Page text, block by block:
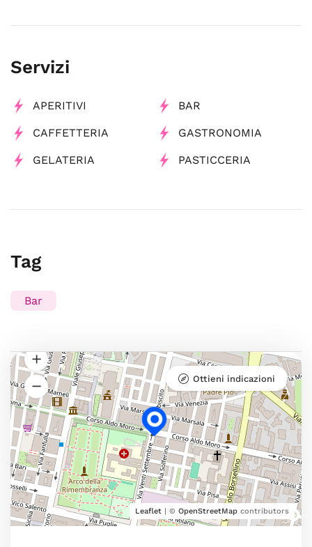
Servizi
APERITIVI BAR
CAFFETTERIA GASTRONOMIA
GELATERIA PASTICCERIA
Tag
Bar
Leaflet | © OpenStreetMap contributors
Ottieni indicazioni